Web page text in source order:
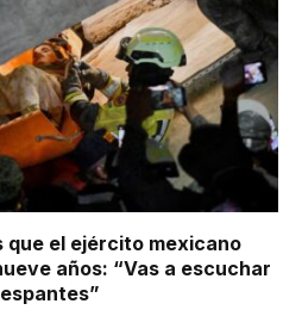
que el ejército mexicano
años: “Vas a escuchar